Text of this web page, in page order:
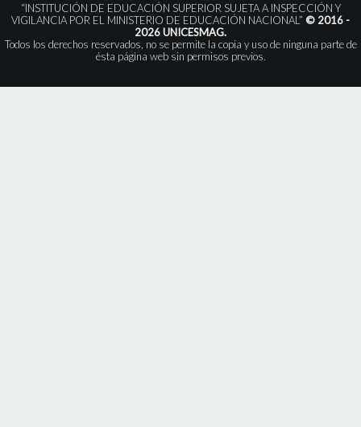
“INSTITUCIÓN DE EDUCACIÓN SUPERIOR SUJETA A INSPECCIÓN Y
VIGILANCIA POR EL MINISTERIO DE EDUCACIÓN NACIONAL” © 2016 -
2026 UNICESMAG.
Todos los derechos reservados, no se permite la copia y uso de ninguna parte de
ésta página web sin permisos previos.